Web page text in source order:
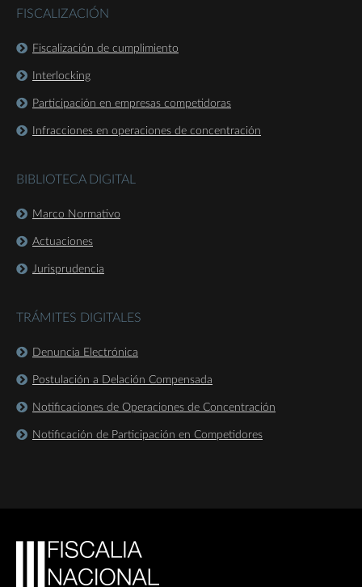
FISCALIZACIÓN
Fiscalización de cumplimiento
Interlocking
Participación en empresas competidoras
Infracciones en operaciones de concentración
BIBLIOTECA DIGITAL
Marco Normativo
Actuaciones
Jurisprudencia
TRÁMITES DIGITALES
Denuncia Electrónica
Postulación a Delación Compensada
Notificaciones de Operaciones de Concentración
Notificación de Participación en Competidores